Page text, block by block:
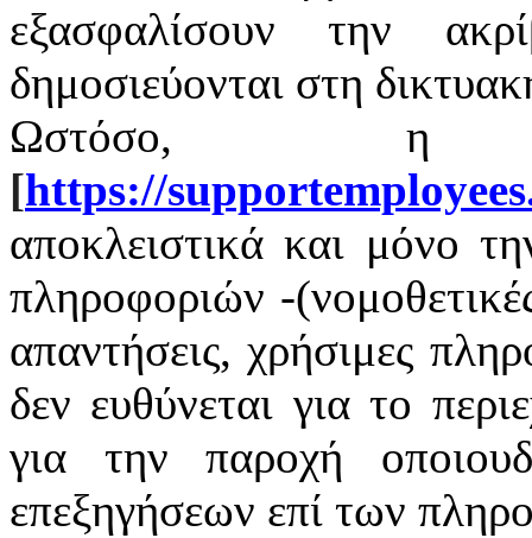
εξασφαλίσουν την
δημοσιεύονται στη
Ωστόσο, η
[https://supportemployees
αποκλειστικά και μόνο
πληροφοριών -
απαντήσεις, χρήσιμες
δεν ευθύνεται για το
για την παροχή
επεξηγήσεων επί των